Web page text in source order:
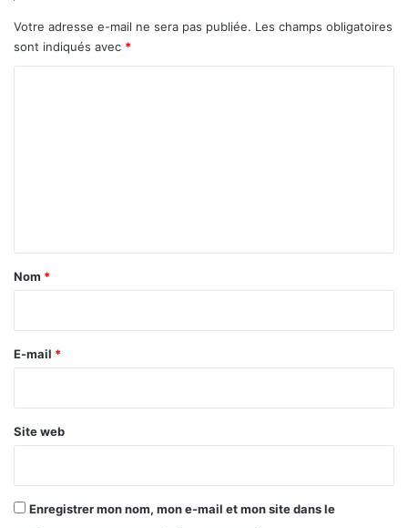
Votre adresse e-mail ne sera pas publiée. Les champs obligatoires
sont indiqués avec *
a
e
Nom *
E-mail *
Site web
Enregistrer mon nom, mon e-mail et mon site dans le